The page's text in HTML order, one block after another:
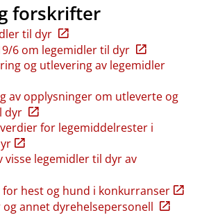
forskrifter
til dyr
6 om legemidler til dyr
og utlevering av legemidler
av opplysninger om utleverte og
dyr
for legemiddelrester i
visse legemidler til dyr av
hest og hund i konkurranser
annet dyrehelsepersonell